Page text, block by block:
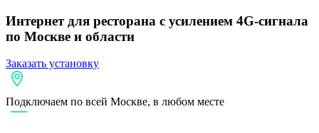
Интернет для ресторана с усилением 4G-сигнала
по Москве и области
Заказать установку
Подключаем по всей Москве, в любом месте